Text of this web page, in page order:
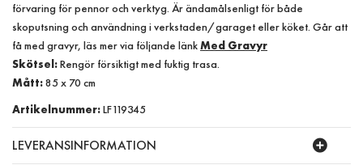
förvaring för pennor och verktyg. Är ändamålsenligt för både
skoputsning och användning i verkstaden/garaget eller köket. Går att
få med gravyr, läs mer via följande länkMed Gravyr
Skötsel:Rengör försiktigt med fuktig trasa.
Mått:85 x 70 cm
Artikelnummer:LF119345
LEVERANSINFORMATION